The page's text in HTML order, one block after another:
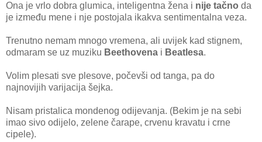
Ona je vrlo dobra glumica, inteligentna žena i nije tačno da
je između mene i nje postojala ikakva sentimentalna veza.
Trenutno nemam mnogo vremena, ali uvijek kad stignem,
odmaram se uz muziku Beethovena i Beatlesa.
Volim plesati sve plesove, počevši od tanga, pa do
najnovijih varijacija šejka.
Nisam pristalica mondenog odijevanja. (Bekim je na sebi
imao sivo odijelo, zelene čarape, crvenu kravatu i crne
cipele).